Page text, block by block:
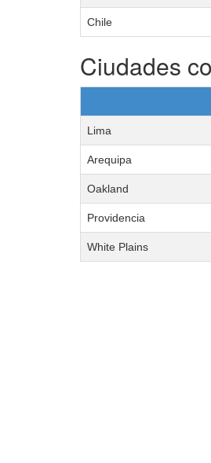
Chile
Ciudades
Lima
Arequipa
Oakland
Providencia
White Plains